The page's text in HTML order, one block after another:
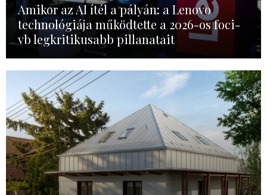
Amikor az AI ítél a pályán: a Lenovo
technológiája működtette a 2026-os foci-
vb legkritikusabb pillanatait